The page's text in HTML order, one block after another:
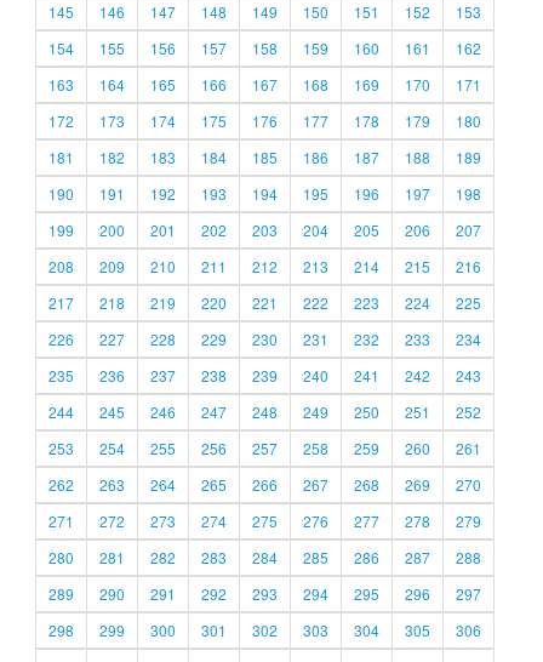
145
146 147 148 149 150 151 152
153
154
155 156 157 158 159 160 161
162
163
164 165 166 167 168 169 170
171
172
173 174 175 176 177 178 179
180
181
182 183 184 185 186 187 188
189
190
191 192 193 194 195 196 197
198
199
200 201 202 203 204 205 206
207
208
209 210 211 212 213 214 215
216
217
218 219 220 221 222 223 224
225
226
227 228 229 230 231 232 233
234
235
236 237 238 239 240 241 242
243
244
245 246 247 248 249 250 251
252
253
254 255 256 257 258 259 260
261
262
263 264 265 266 267 268 269
270
271
272 273 274 275 276 277 278
279
280
281 282 283 284 285 286 287
288
289
290 291 292 293 294 295 296
297
298
299 300 301 302 303 304 305
306